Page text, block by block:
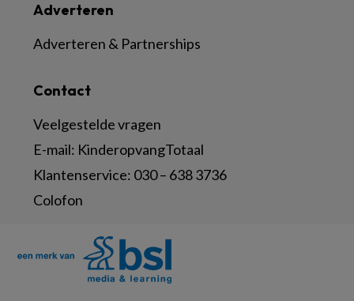
Contact
Veelgestelde vragen
E-mail: KinderopvangTotaal
Klantenservice: 030 – 638 3736
Colofon
Adverteren
Adverteren & Partnerships